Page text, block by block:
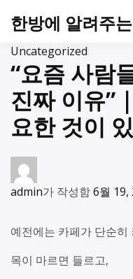
한방에 알려주
Uncategorized
“요즘 사람
진짜 이유”
요한 것이
admin가 작성함6월 19,
예전에는 카페가 단순히
목이 마르면 들르고,